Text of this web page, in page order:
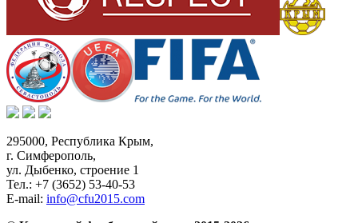
295000, Республика Крым,
г. Симферополь,
ул. Дыбенко, строение 1
Тел.: +7 (3652) 53-40-53
E-mail: info@cfu2015.com